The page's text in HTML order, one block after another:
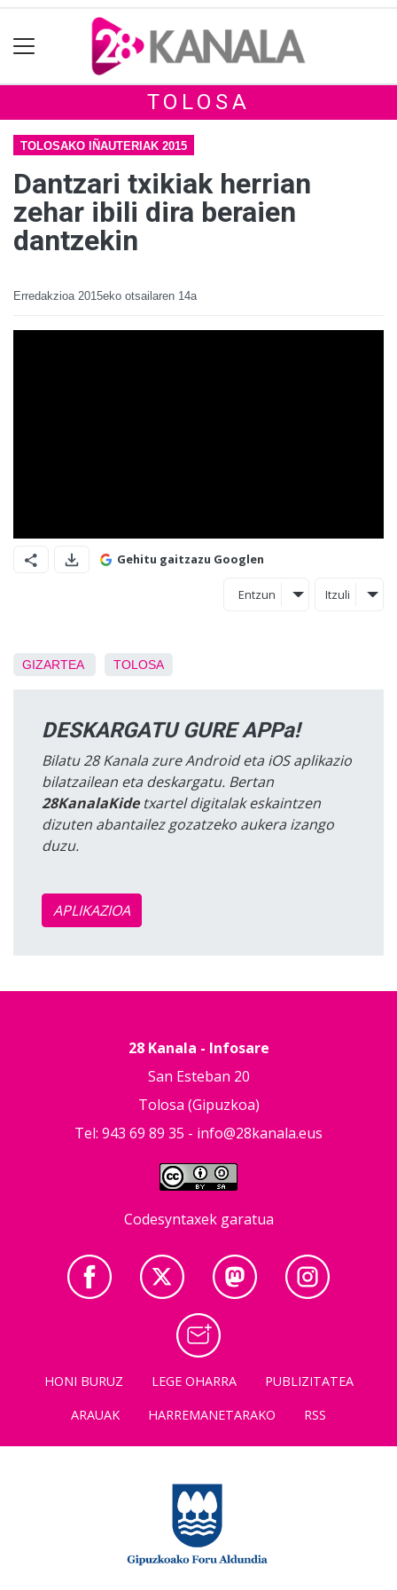
TOLOSA
TOLOSAKO IÑAUTERIAK 2015
Dantzari txikiak herrian
zehar ibili dira beraien
dantzekin
Erredakzioa 2015eko otsailaren 14a
Gehitu gaitzazu Googlen
Entzun Itzuli
GIZARTEA TOLOSA
DESKARGATU GURE APPa!
Bilatu 28 Kanala zure Android eta iOS aplikazio
bilatzailean eta deskargatu. Bertan
28KanalaKidetxartel digitalak eskaintzen
dizuten abantailez gozatzeko aukera izango
duzu.
APLIKAZIOA
28 Kanala - Infosare
San Esteban 20
Tolosa (Gipuzkoa)
Tel: 943 69 89 35 - info@28kanala.eus
Codesyntaxek garatua
HONI BURUZ LEGE OHARRA
PUBLIZITATEA
ARAUAK
HARREMANETARAKO RSS